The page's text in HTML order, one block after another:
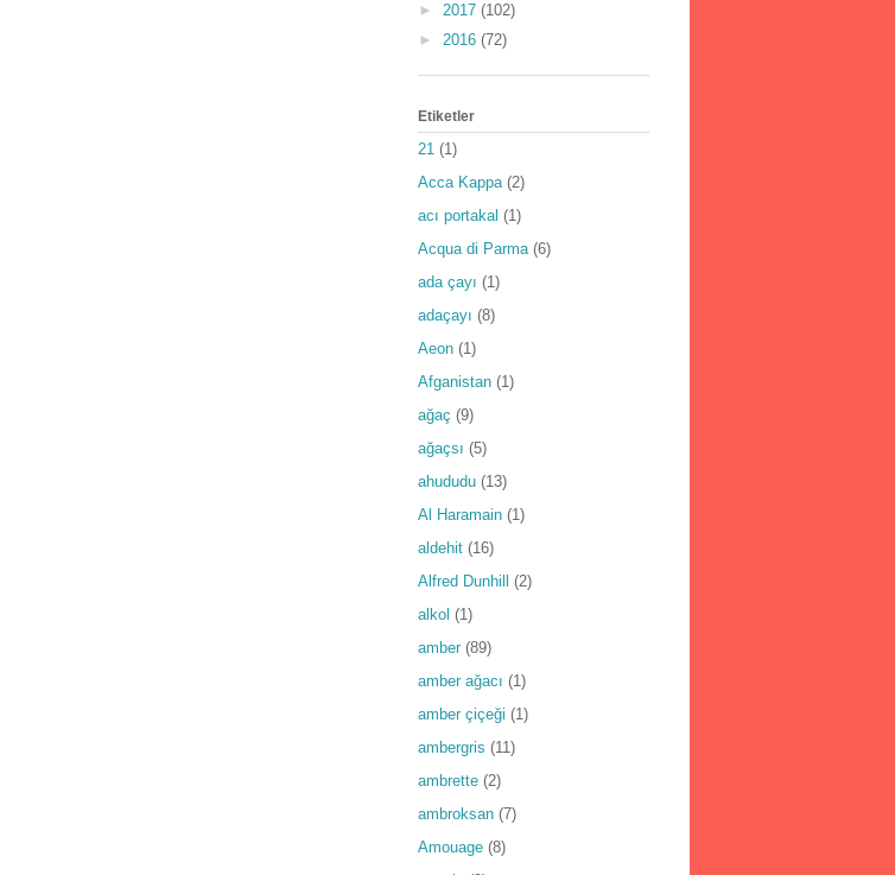
► 2017 (102)
► 2016 (72)
Etiketler
21 (1)
Acca Kappa (2)
acı portakal (1)
Acqua di Parma (6)
ada çayı (1)
adaçayı (8)
Aeon (1)
Afganistan (1)
ağaç (9)
ağaçsı (5)
ahududu (13)
Al Haramain (1)
aldehit (16)
Alfred Dunhill
(2)
alkol (1)
amber (89)
amber ağacı (1)
amber çiçeği (1)
ambergris (11)
ambrette (2)
ambroksan (7)
Amouage (8)